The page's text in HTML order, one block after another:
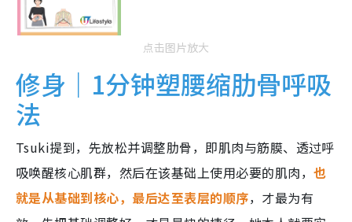
点击图片放大
修身｜1分钟塑腰缩肋骨呼吸
法
Tsuki提到，先放松并调整肋骨，即肌肉与筋膜、透过呼
吸唤醒核心肌群，然后在该基础上使用必要的肌肉，也
就是从基础到核心，最后达至表层的顺序，才最为有